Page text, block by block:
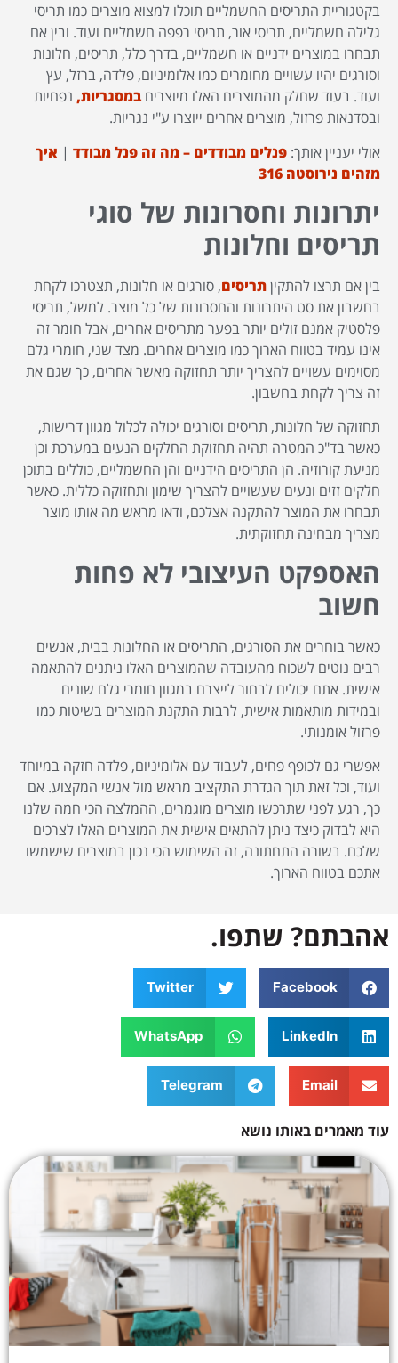
בקטגוריית התריסים החשמליים תוכלו למצוא מוצרים כמו תריסי
גלילה חשמליים, תריסי אור, תריסי רפפה חשמליים ועוד. ובין אם
תבחרו במוצרים ידניים או חשמליים, בדרך כלל, תריסים, חלונות
וסורגים יהיו עשויים מחומרים כמו אלומיניום, פלדה, ברזל, עץ
ועוד. בעוד שחלק מהמוצרים האלו מיוצריםבמסגריות, נפחיות
ובסדנאות פרזול, מוצרים אחרים ייוצרו ע"י נגריות.
אולי יעניין אותך: פנלים מבודדים – מה זה פנל מבודד | איך
מזהים נירוסטה 316
יתרונות וחסרונות של סוגי
תריסים וחלונות
בין אם תרצו להתקיןתריסים, סורגים או חלונות, תצטרכו לקחת
בחשבון את סט היתרונות והחסרונות של כל מוצר. למשל, תריסי
פלסטיק אמנם זולים יותר בפער מתריסים אחרים, אבל חומר זה
אינו עמיד בטווח הארוך כמו מוצרים אחרים. מצד שני, חומרי גלם
מסוימים עשויים להצריך יותר תחזוקה מאשר אחרים, כך שגם את
זה צריך לקחת בחשבון.
תחזוקה של חלונות, תריסים וסורגים יכולה לכלול מגוון דרישות,
כאשר בד"כ המטרה תהיה תחזוקת החלקים הנעים במערכת וכן
מניעת קורוזיה. הן התריסים הידניים והן החשמליים, כוללים בתוכן
חלקים זזים ונעים שעשויים להצריך שימון ותחזוקה כללית. כאשר
תבחרו את המוצר להתקנה אצלכם, ודאו מראש מה אותו מוצר
מצריך מבחינה תחזוקתית.
האספקט העיצובי לא פחות
חשוב
כאשר בוחרים את הסורגים, התריסים או החלונות בבית, אנשים
רבים נוטים לשכוח מהעובדה שהמוצרים האלו ניתנים להתאמה
אישית. אתם יכולים לבחור לייצרם במגוון חומרי גלם שונים
ובמידות מותאמות אישית, לרבות התקנת המוצרים בשיטות כמו
פרזול אומנותי.
אפשרי גם לכופף פחים, לעבוד עם אלומיניום, פלדה חזקה במיוחד
ועוד, וכל זאת תוך הגדרת התקציב מראש מול אנשי המקצוע. אם
כך, רגע לפני שתרכשו מוצרים מוגמרים, ההמלצה הכי חמה שלנו
היא לבדוק כיצד ניתן להתאים אישית את המוצרים האלו לצרכים
שלכם. בשורה התחתונה, זה השימוש הכי נכון במוצרים שישמשו
אתכם בטווח הארוך.
אהבתם? שתפו.
Facebook
Twitter
LinkedIn
WhatsApp
Email
Telegram
עוד מאמרים באותו נושא